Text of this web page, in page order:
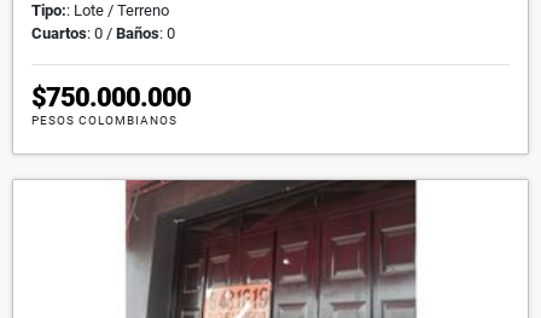
Tipo:: Lote / Terreno
Cuartos: 0 / Baños: 0
$750.000.000
PESOS COLOMBIANOS